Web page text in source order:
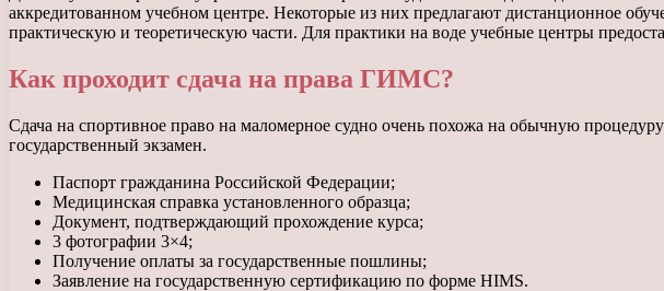
аккредитованном учебном центре. Некоторые из них предлагают дистанционное
практическую и теоретическую части. Для практики на воде учебные центры
Как проходит сдача на права ГИМС?
Сдача на спортивное право на маломерное судно очень похожа на обычную
государственный экзамен.
Паспорт гражданина Российской Федерации;
Медицинская справка установленного образца;
Документ, подтверждающий прохождение курса;
3 фотографии 3×4;
Получение оплаты за государственные пошлины;
Заявление на государственную сертификацию по форме HIMS.